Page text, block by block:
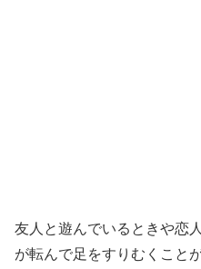
友人と遊んでいるときや恋
が転んで足をすりむくこと